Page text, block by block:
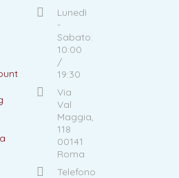
Lunedì
-
Sabato:
10:00
/
19:30
Via
Val
Maggia,
118
00141
Roma
Telefono